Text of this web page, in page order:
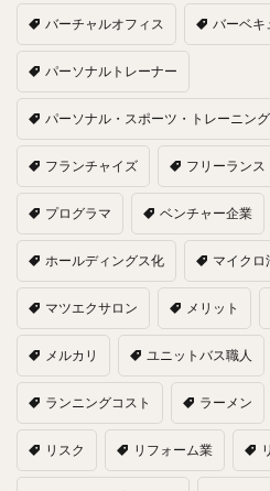
バーチャルオフィス バーベキ
パーソナルトレーナー
パーソナル・スポーツ・トレーニン
フランチャイズ フリーランス
プログラマ ベンチャー企業
ホールディングス化 マイクロ
マツエクサロン メリット
メルカリ ユニットバス職人
ランニングコスト ラーメン
リスク リフォーム業